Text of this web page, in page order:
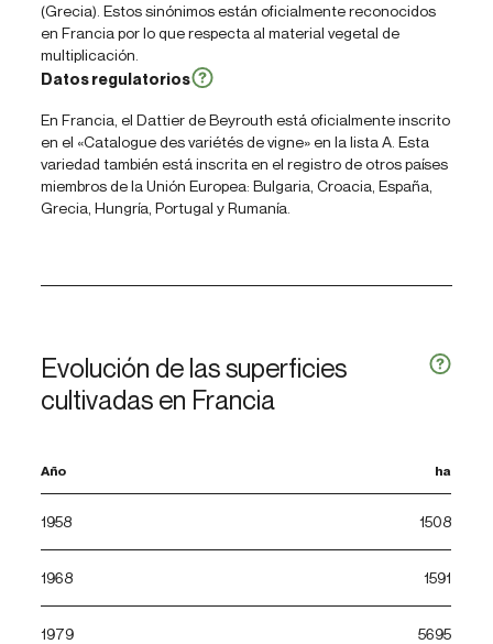
(Grecia). Estos sinónimos están oficialmente reconocidos
en Francia por lo que respecta al material vegetal de
multiplicación.
Datos regulatorios
En Francia, el Dattier de Beyrouth está oficialmente inscrito
en el «Catalogue des variétés de vigne» en la lista A. Esta
variedad también está inscrita en el registro de otros países
miembros de la Unión Europea: Bulgaria, Croacia, España,
Grecia, Hungría, Portugal y Rumanía.
Evolución de las superficies
cultivadas en Francia
Año ha
1958 1508
1968 1591
1979 5695